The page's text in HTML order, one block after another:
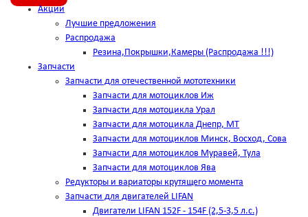
Акции
Лучшие предложения
Распродажа
Резина,Покрышки,Камеры (Распродажа !!!)
Запчасти
Запчасти для отечественной мототехники
Запчасти для мотоциклов Иж
Запчасти для мотоцикла Урал
Запчасти для мотоцикла Днепр, МТ
Запчасти для мотоциклов Минск, Восход, Сова
Запчасти для мотоциклов Муравей, Тула
Запчасти для мотоциклов Ява
Редукторы и вариаторы крутящего момента
Запчасти для двигателей LIFAN
Двигатели LIFAN 152F - 154F (2,5-3,5 л.с.)